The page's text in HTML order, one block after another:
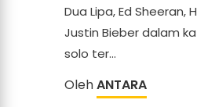
Dua Lipa, Ed Sheeran,
Justin Bieber dalam
solo ter...
OlehANTARA